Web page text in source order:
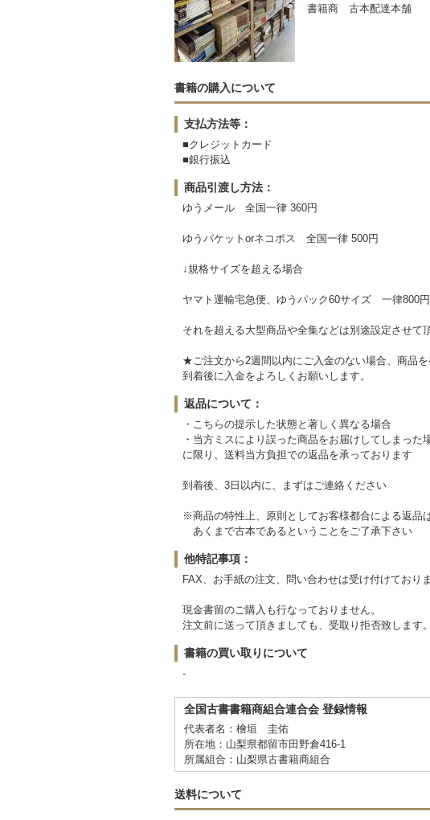
書籍商 古本配達本舗
書籍の購入について
支払方法等：
■クレジットカード
■銀行振込
商品引渡し方法：
ゆうメール 全国一律 360円
ゆうパケットorネコポス 全国一律 500円
↓規格サイズを超える場合
ヤマト運輸宅急便、ゆうパック60サイズ 一律800
それを超える大型商品や全集などは別途設定させて
★ご注文から2週間以内にご入金のない場合、商品を
到着後に入金をよろしくお願いします。
返品について：
・こちらの提示した状態と著しく異なる場合
・当方ミスにより誤った商品をお届けしてしまった
に限り、送料当方負担での返品を承っております
到着後、3日以内に、まずはご連絡ください
※商品の特性上、原則としてお客様都合による返品
あくまで古本であるということをご了承下さい
他特記事項：
FAX、お手紙の注文、問い合わせは受け付けておりま
現金書留のご購入も行なっておりません。
注文前に送って頂きましても、受取り拒否致します。
書籍の買い取りについて
-
全国古書書籍商組合連合会 登録情報
代表者名：檜垣 圭佑
所在地：山梨県都留市田野倉416-1
所属組合：山梨県古書籍商組合
送料について